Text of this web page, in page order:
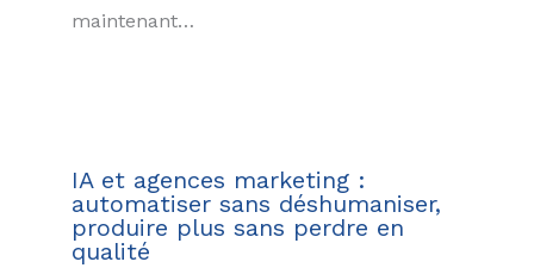
maintenant…
IA et agences marketing :
automatiser sans déshumaniser,
produire plus sans perdre en
qualité